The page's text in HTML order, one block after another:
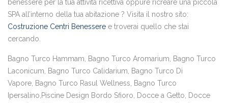
benessere per la tua attività ricettiva oppure ricreare una piccola
SPA all’interno della tua abitazione ? Visita il nostro sito:
Costruzione Centri Benessere e troverai quello che stai
cercando.
Bagno Turco Hammam, Bagno Turco Aromarium, Bagno Turco
Laconicum, Bagno Turco Calidarium, Bagno Turco Di
Vapore, Bagno Turco Rasul Wellness, Bagno Turco
Ipersalino,Piscine Design Bordo Sfioro, Docce a Getto, Docce